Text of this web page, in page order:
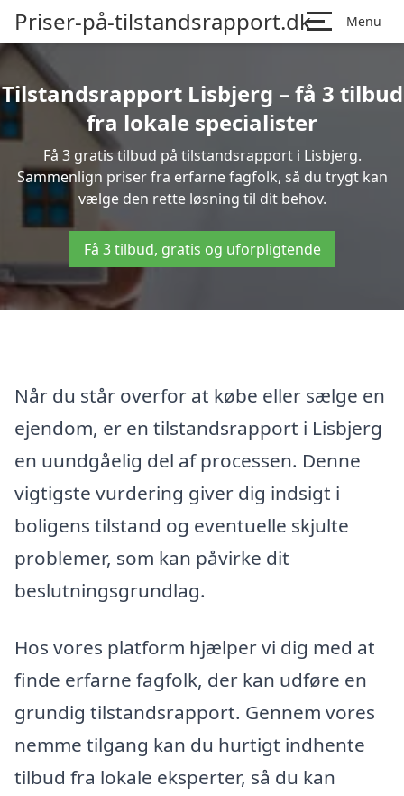
Priser-på-tilstandsrapport.dk Menu
Tilstandsrapport Lisbjerg – få 3 tilbud
fra lokale specialister
Få 3 gratis tilbud på tilstandsrapport i Lisbjerg.
Sammenlign priser fra erfarne fagfolk, så du trygt kan
vælge den rette løsning til dit behov.
Få 3 tilbud, gratis og uforpligtende
Når du står overfor at købe eller sælge en
ejendom, er en tilstandsrapport i Lisbjerg
en uundgåelig del af processen. Denne
vigtigste vurdering giver dig indsigt i
boligens tilstand og eventuelle skjulte
problemer, som kan påvirke dit
beslutningsgrundlag.
Hos vores platform hjælper vi dig med at
finde erfarne fagfolk, der kan udføre en
grundig tilstandsrapport. Gennem vores
nemme tilgang kan du hurtigt indhente
tilbud fra lokale eksperter, så du kan